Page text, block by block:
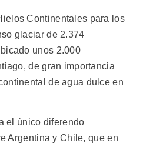
Continentales para los
glaciar de 2.374
unos 2.000
de gran importancia
de agua dulce en
el único diferendo
Argentina y Chile, que en